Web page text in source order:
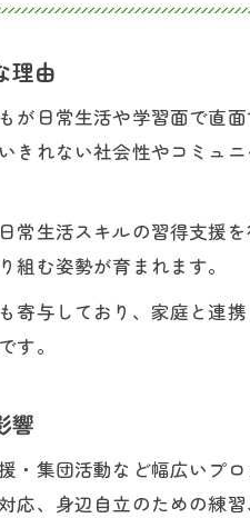
常生活を豊かにする支援
る子どもへの支援プログラ
どもの困りごとに向き合う
デイサービスの支援内容と
ひとりに合う支援計画の
が制度によってどのように
イサービスと児童発達支
子どもに必要な支援を見極
特徴を見極めた柔軟な支援
理由
が日常生活や学習面で直
きれない社会性やコミュ
生活スキルの習得支援
む姿勢が育まれます。
寄与しており、家庭と連
す。
響
集団活動など幅広いプ
、身辺自立のための練